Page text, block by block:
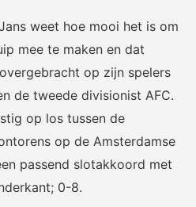
weet hoe mooi het is om
mee te maken en dat
op zijn spelers
de tweede divisionist AFC.
op los tussen de
op de Amsterdamse
passend slotakkoord met
0-8.